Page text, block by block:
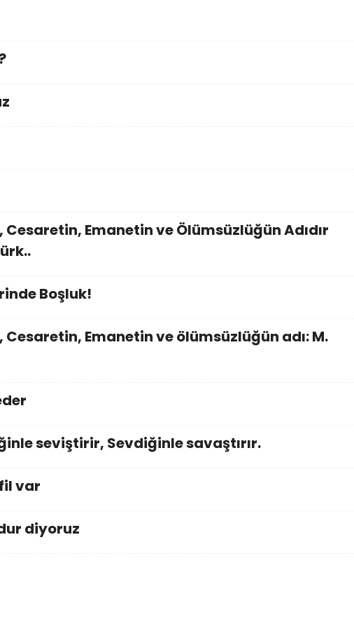
Emanetin ve Ölümsüzlüğün Adıdır
Boşluk!
Emanetin ve ölümsüzlüğün adı: M.
seviştirir, Sevdiğinle savaştırır.
var
diyoruz